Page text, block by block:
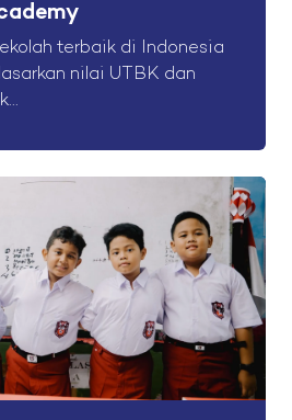
terbaik di Indonesia
nilai UTBK dan